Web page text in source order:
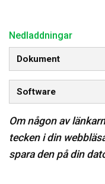
Nedladdningar
Dokument
Software
Om någon av
tecken i din
spara den på din